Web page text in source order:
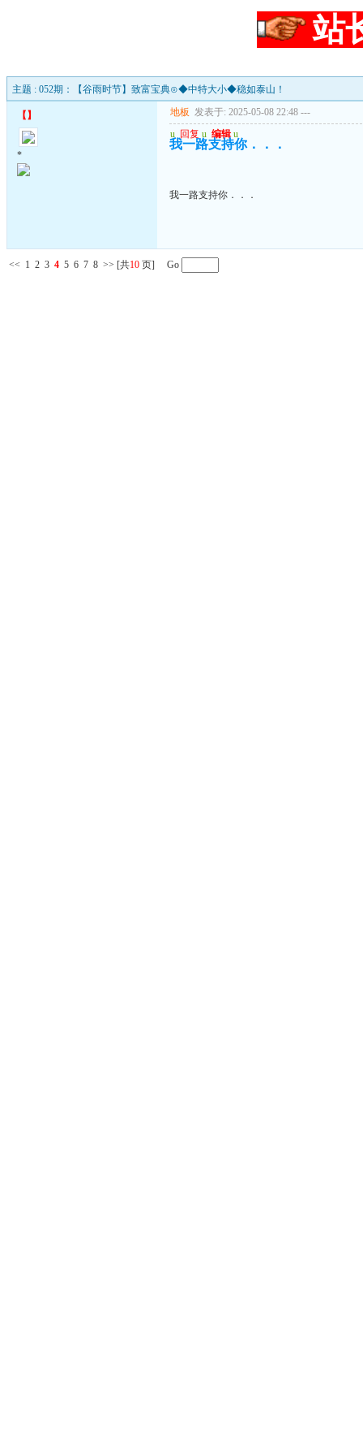
站
主题 : 052期：【谷雨时节】致富宝典⊙◆中特大小◆稳如泰山！
【 】
*
地板 发表于: 2025-05-08 22:48 ---
u 回复 u 编辑 u
我一路支持你．．．
我一路支持你．．．
<< 1 2 3 4 5 6 7 8 >> [共10 页] Go